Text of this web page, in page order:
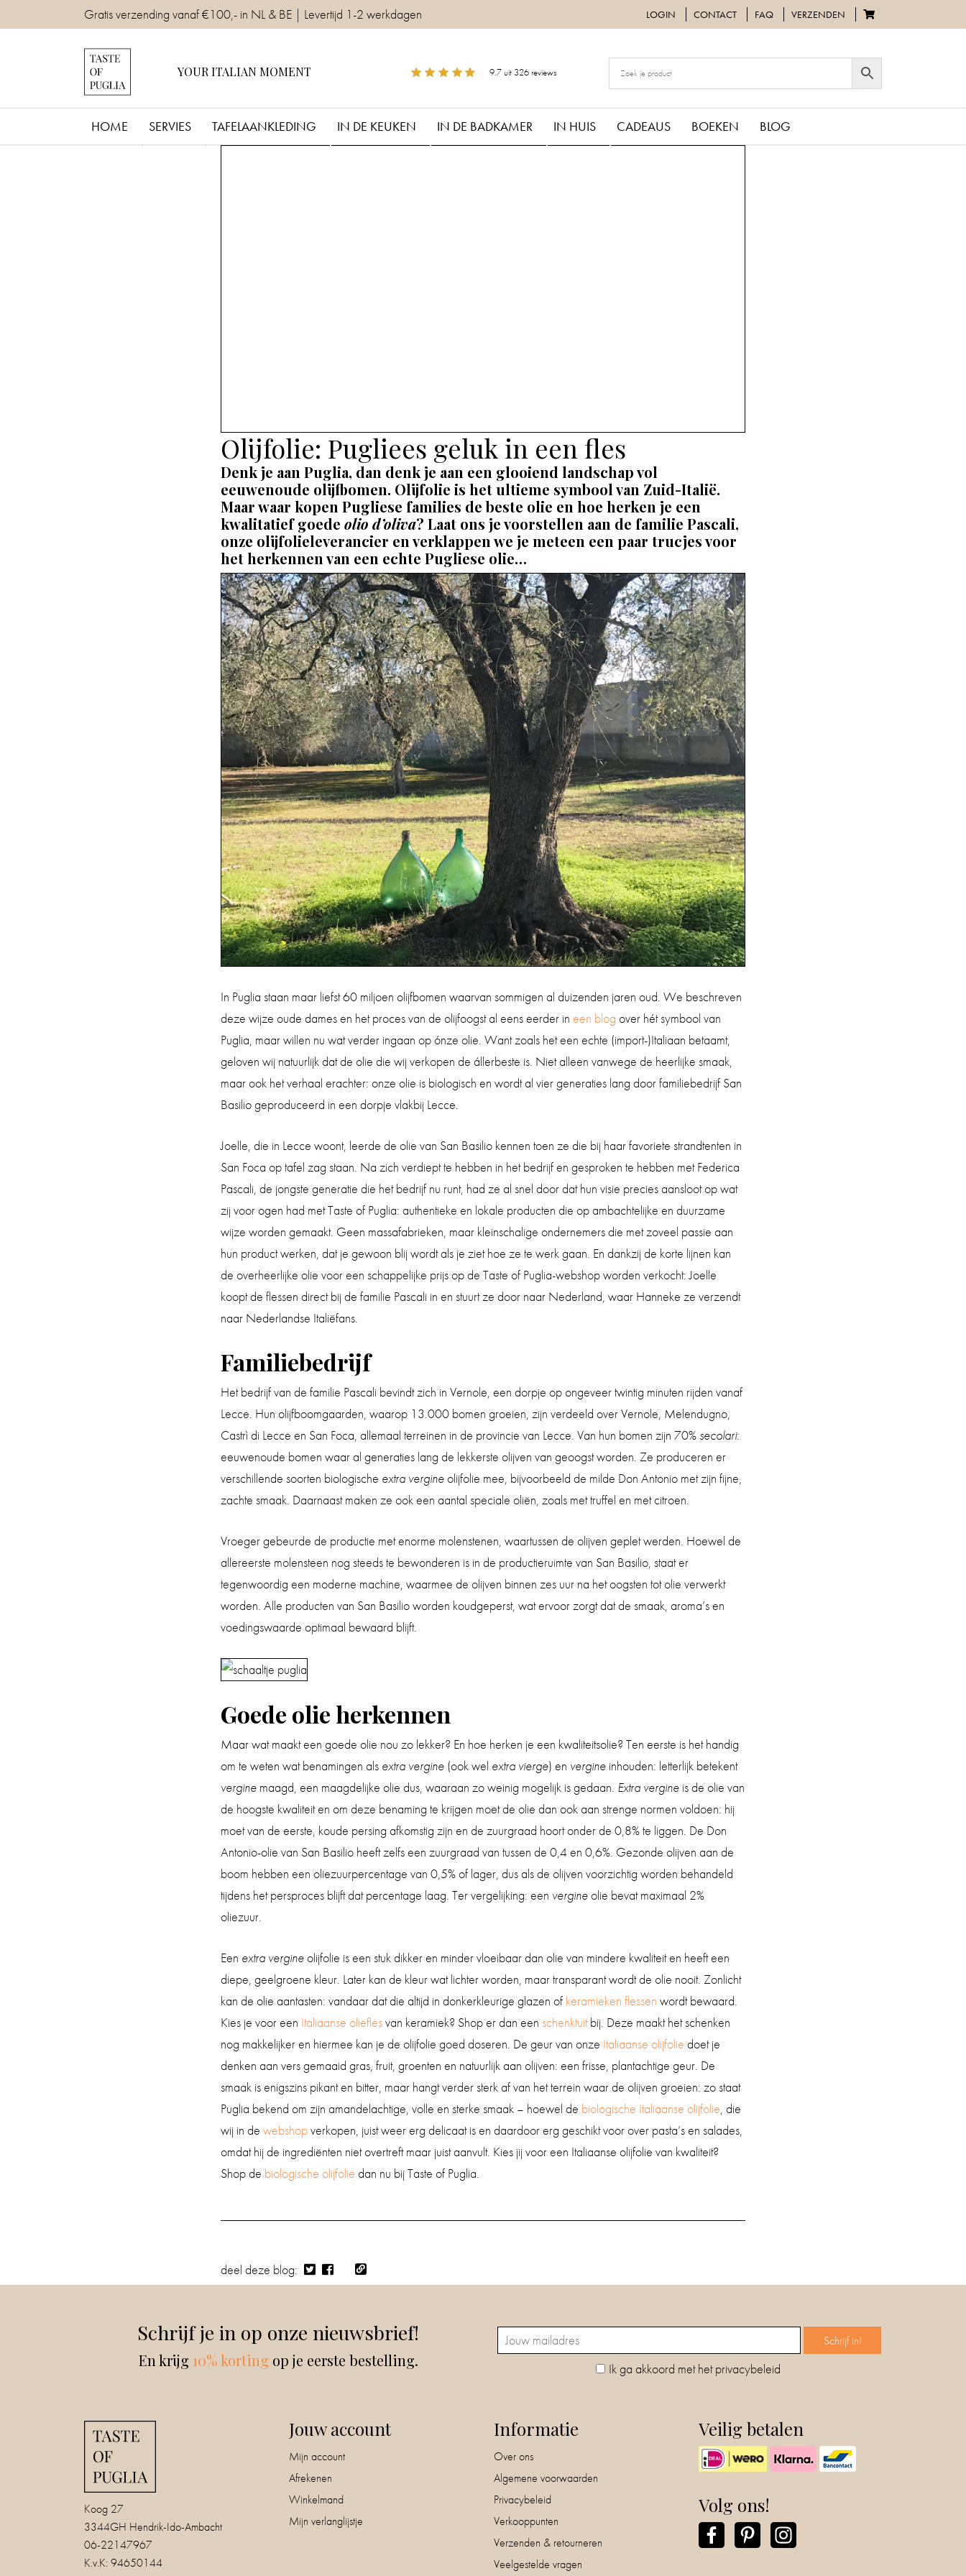
to
Gratis verzending vanaf €100,- in NL & BE | Levertijd 1-2 werkdagen LOGIN CONTACT FAQ VERZENDEN
YOUR ITALIAN MOMENT 9.7 uit 326 reviews
HOME SERVIES TAFELAANKLEDING IN DE KEUKEN IN DE BADKAMER IN HUIS CADEAUS BOEKEN BLOG
Olijfolie: Pugliees geluk in een fles
Denk je aan Puglia, dan denk je aan een glooiend landschap vol
eeuwenoude olijfbomen. Olijfolie is het ultieme symbool van Zuid-Italië.
Maar waar kopen Pugliese families de beste olie en hoe herken je een
kwalitatief goede olio d’oliva? Laat ons je voorstellen aan de familie Pascali,
onze olijfolieleverancier en verklappen we je meteen een paar trucjes voor
het herkennen van een echte Pugliese olie…
In Puglia staan maar liefst 60 miljoen olijfbomen waarvan sommigen al duizenden jaren oud. We beschreven
deze wijze oude dames en het proces van de olijfoogst al eens eerder in een blog over hét symbool van
Puglia, maar willen nu wat verder ingaan op ónze olie. Want zoals het een echte (import-)Italiaan betaamt,
geloven wij natuurlijk dat de olie die wij verkopen de állerbeste is. Niet alleen vanwege de heerlijke smaak,
maar ook het verhaal erachter: onze olie is biologisch en wordt al vier generaties lang door familiebedrijf San
Basilio geproduceerd in een dorpje vlakbij Lecce.
Joelle, die in Lecce woont, leerde de olie van San Basilio kennen toen ze die bij haar favoriete strandtenten in
San Foca op tafel zag staan. Na zich verdiept te hebben in het bedrijf en gesproken te hebben met Federica
Pascali, de jongste generatie die het bedrijf nu runt, had ze al snel door dat hun visie precies aansloot op wat
zij voor ogen had met Taste of Puglia: authentieke en lokale producten die op ambachtelijke en duurzame
wijze worden gemaakt. Geen massafabrieken, maar kleinschalige ondernemers die met zoveel passie aan
hun product werken, dat je gewoon blij wordt als je ziet hoe ze te werk gaan. En dankzij de korte lijnen kan
de overheerlijke olie voor een schappelijke prijs op de Taste of Puglia-webshop worden verkocht: Joelle
koopt de flessen direct bij de familie Pascali in en stuurt ze door naar Nederland, waar Hanneke ze verzendt
naar Nederlandse Italiëfans.
Familiebedrijf
Het bedrijf van de familie Pascali bevindt zich in Vernole, een dorpje op ongeveer twintig minuten rijden vanaf
Lecce. Hun olijfboomgaarden, waarop 13.000 bomen groeien, zijn verdeeld over Vernole, Melendugno,
Castrì di Lecce en San Foca, allemaal terreinen in de provincie van Lecce. Van hun bomen zijn 70% secolari:
eeuwenoude bomen waar al generaties lang de lekkerste olijven van geoogst worden. Ze produceren er
verschillende soorten biologische extra vergineolijfolie mee, bijvoorbeeld de milde Don Antonio met zijn fijne,
zachte smaak. Daarnaast maken ze ook een aantal speciale oliën, zoals met truffel en met citroen.
Vroeger gebeurde de productie met enorme molenstenen, waartussen de olijven geplet werden. Hoewel de
allereerste molensteen nog steeds te bewonderen is in de productieruimte van San Basilio, staat er
tegenwoordig een moderne machine, waarmee de olijven binnen zes uur na het oogsten tot olie verwerkt
worden. Alle producten van San Basilio worden koudgeperst, wat ervoor zorgt dat de smaak, aroma’s en
voedingswaarde optimaal bewaard blijft.
Goede olie herkennen
Maar wat maakt een goede olie nou zo lekker? En hoe herken je een kwaliteitsolie? Ten eerste is het handig
om te weten wat benamingen als extra vergine (ook wel extra vierge) en vergine inhouden: letterlijk betekent
vergine maagd, een maagdelijke olie dus, waaraan zo weinig mogelijk is gedaan. Extra vergine is de olie van
de hoogste kwaliteit en om deze benaming te krijgen moet de olie dan ook aan strenge normen voldoen: hij
moet van de eerste, koude persing afkomstig zijn en de zuurgraad hoort onder de 0,8% te liggen. De Don
Antonio-olie van San Basilio heeft zelfs een zuurgraad van tussen de 0,4 en 0,6%. Gezonde olijven aan de
boom hebben een oliezuurpercentage van 0,5% of lager, dus als de olijven voorzichtig worden behandeld
tijdens het persproces blijft dat percentage laag. Ter vergelijking: een vergineolie bevat maximaal 2%
oliezuur.
Een extra vergineolijfolie is een stuk dikker en minder vloeibaar dan olie van mindere kwaliteit en heeft een
diepe, geelgroene kleur. Later kan de kleur wat lichter worden, maar transparant wordt de olie nooit. Zonlicht
kan de olie aantasten: vandaar dat die altijd in donkerkleurige glazen of keramieken flessen wordt bewaard.
Kies je voor een Italiaanse olieflesvan keramiek? Shop er dan een schenktuitbij. Deze maakt het schenken
nog makkelijker en hiermee kan je de olijfolie goed doseren. De geur van onze Italiaanse olijfolie doet je
denken aan vers gemaaid gras, fruit, groenten en natuurlijk aan olijven: een frisse, plantachtige geur. De
smaak is enigszins pikant en bitter, maar hangt verder sterk af van het terrein waar de olijven groeien: zo staat
Puglia bekend om zijn amandelachtige, volle en sterke smaak – hoewel de biologische Italiaanse olijfolie, die
wij in de webshopverkopen, juist weer erg delicaat is en daardoor erg geschikt voor over pasta’s en salades,
omdat hij de ingrediënten niet overtreft maar juist aanvult. Kies jij voor een Italiaanse olijfolie van kwaliteit?
Shop de biologische olijfolie dan nu bij Taste of Puglia.
deel deze blog:
Schrijf je in op onze nieuwsbrief!
En krijg 10% korting op je eerste bestelling. Ik ga akkoord met het privacybeleid
Koog 27
3344GH Hendrik-Ido-Ambacht
06-22147967
K.v.K: 94650144
Jouw account
Mijn account
Afrekenen
Winkelmand
Mijn verlanglijstje
Informatie
Over ons
Algemene voorwaarden
Privacybeleid
Verkooppunten
Verzenden & retourneren
Veelgestelde vragen
Veilig betalen
Volg ons!